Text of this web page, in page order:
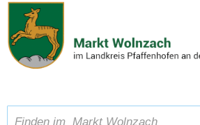
Zum Inhalt,zur Navigation
Schriftgröße A A A